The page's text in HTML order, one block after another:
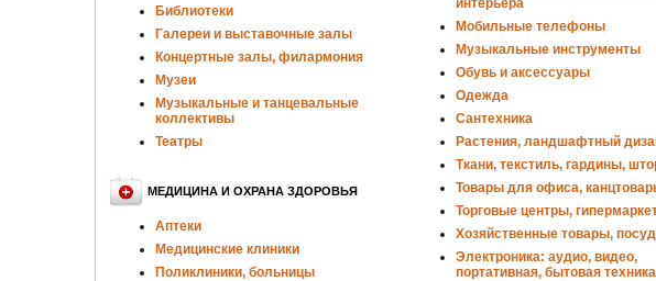
Библиотеки
Галереи и выставочные залы
Концертные залы, филармония
Музеи
Музыкальные и танцевальные
коллективы
Театры
МЕДИЦИНА И ОХРАНА ЗДОРОВЬЯ
Аптеки
Медицинские клиники
Поликлиники, больницы
интерьера
Мобильные телефоны
Музыкальные инструменты
Обувь и аксессуары
Одежда
Сантехника
Растения, ландшафтный
Ткани, текстиль, гардины,
Товары для офиса,
Торговые центры,
Хозяйственные товары,
Электроника: аудио, видео,
портативная, бытовая техника